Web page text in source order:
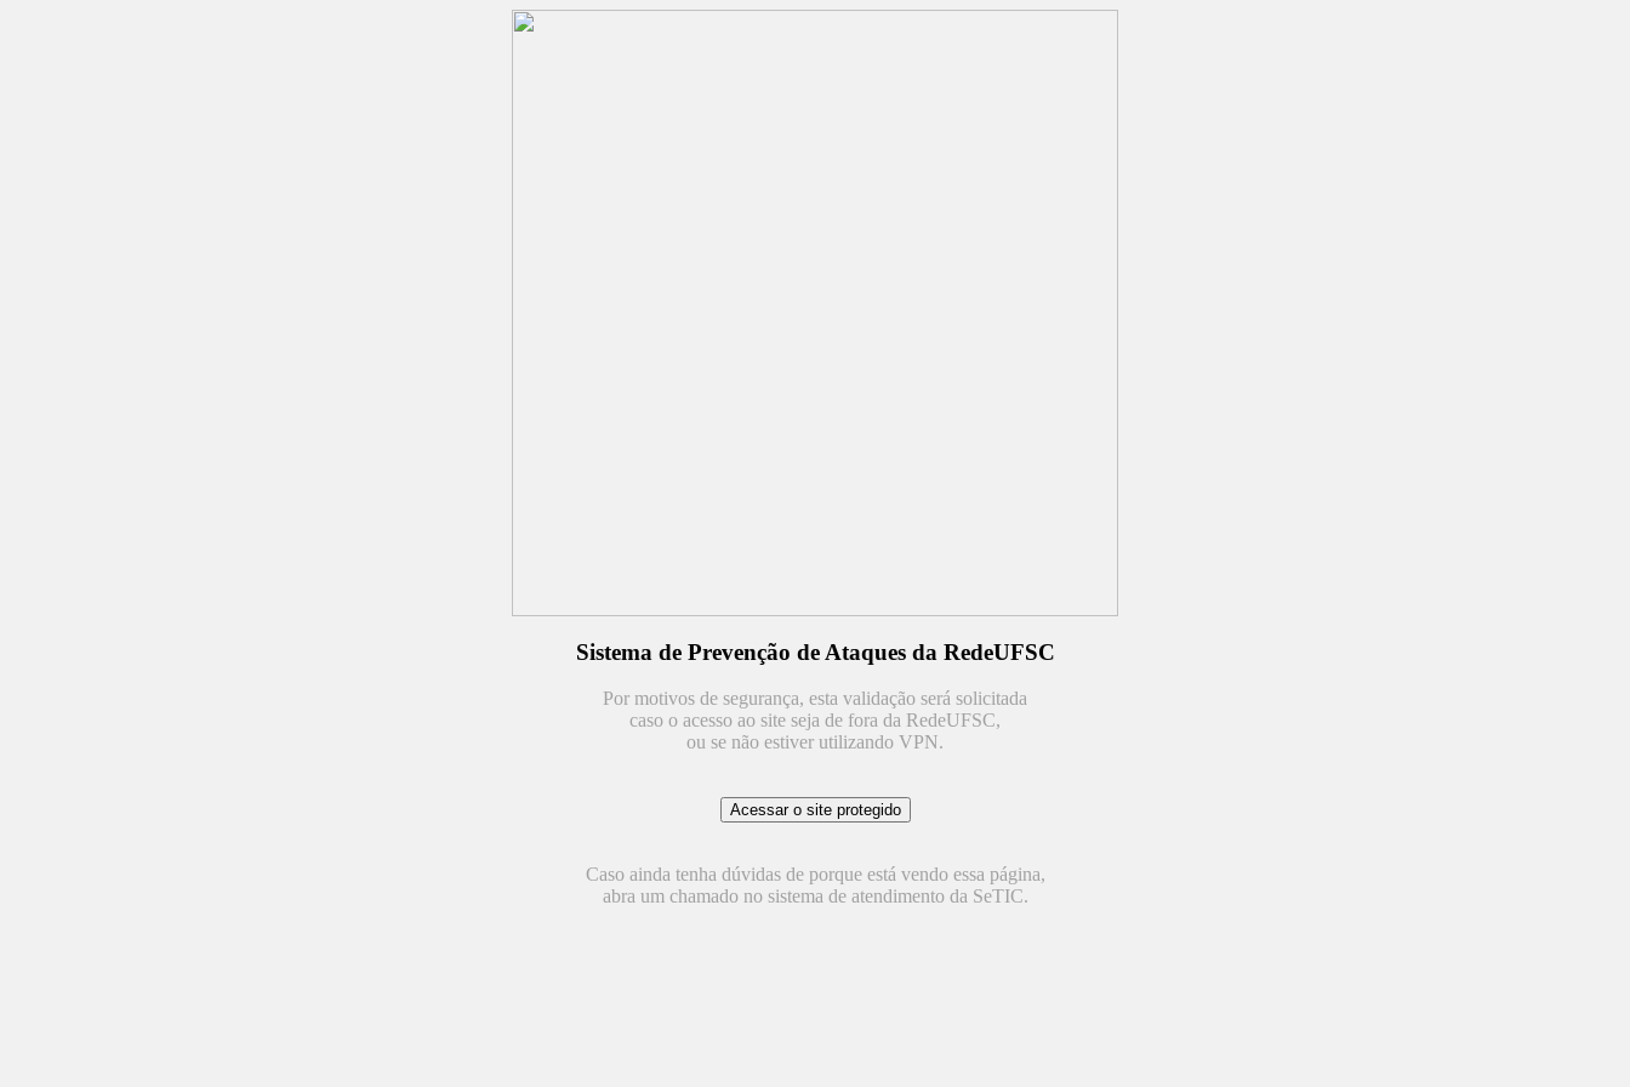
Sistema de Prevenção de Ataques da RedeUFSC
Por motivos de segurança, esta validação será solicitada
caso o acesso ao site seja de fora da RedeUFSC,
ou se não estiver utilizando VPN.
Caso ainda tenha dúvidas de porque está vendo essa página,
abra um chamado no sistema de atendimento da SeTIC.